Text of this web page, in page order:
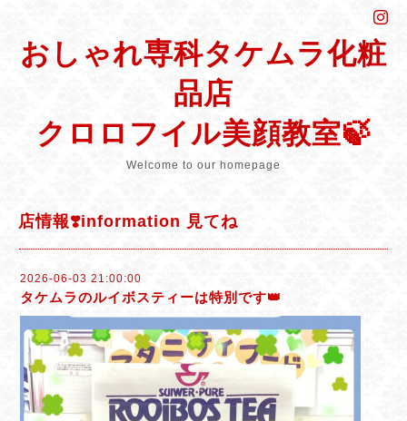
おしゃれ専科タケムラ化粧
品店
クロロフイル美顔教室🍃
Welcome to our homepage
店情報❣️information 見てね
2026-06-03 21:00:00
タケムラのルイボスティーは特別です👑